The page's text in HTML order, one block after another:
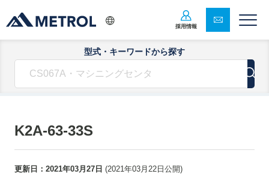
採用情報
型式・キーワードから探す
K2A-63-33S
更新日： 2021年03月27日 (2021年03月22日 公開)